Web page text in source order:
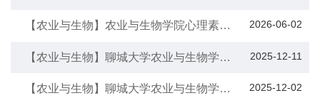
2026-06-02
【农业与生物】农业与生物学院心理素质
航”心理委员培训活动
2025-12-11
【农业与生物】聊城大学农业与生物学院
训活动
2025-12-02
【农业与生物】聊城大学农业与生物学院